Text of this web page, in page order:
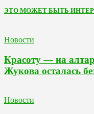
ЭТО МОЖЕТ БЫТЬ
Новости
Красоту — на
Жукова осталась
Новости